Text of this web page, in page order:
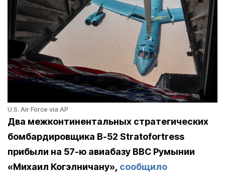
U.S. Air Force via AP
Два межконтинентальных стратегических
бомбардировщика B-52 Stratofortress
прибыли на 57-ю авиабазу ВВС Румынии
«Михаил Когэлничану», сообщило